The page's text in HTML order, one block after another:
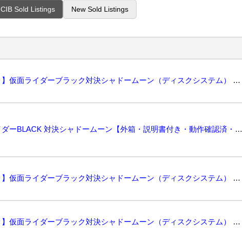
CIB Sold Listings New Sold Listings
【箱付き】仮面ライダーブラック対決シャドームーン（ディスクシステム） ファミコン FC...
仮面ライダーBLACK 対決シャドームーン【外箱・説明書付き・動作確認済・同梱可】ファミコン ディス...
【箱付き】仮面ライダーブラック対決シャドームーン（ディスクシステム） ファミコン FC...
【箱付き】仮面ライダーブラック対決シャドームーン（ディスクシステム） ファミコン FC...